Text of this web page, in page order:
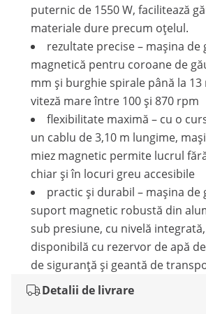
puternic de 1550 W, facilitează
materiale dure precum oțelul.
rezultate precise – mașina de
magnetică pentru coroane de
mm și burghie spirale până la
viteză mare între 100 și 870 rpm
flexibilitate maximă – cu o
un cablu de 3,10 m lungime,
miez magnetic permite lucrul
chiar și în locuri greu accesibile
practic și durabil – mașina de
suport magnetic robustă din
sub presiune, cu nivelă
disponibilă cu rezervor de apă
de siguranță și geantă de
Detalii de livrare